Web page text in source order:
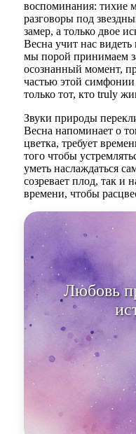
воспоминания: тихие
разговоры под
замер, а только двое
Весна учит нас
мы порой принимаем
осознанный момент,
частью этой
только тот, кто truly
Звуки природы
Весна напоминает о
цветка, требует
того чтобы
уметь наслаждаться
созревает плод, так и
времени, чтобы
Любовь
истинный